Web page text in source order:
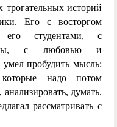
трогательных историй
Его с восторгом
студентами, с
с любовью и
пробудить мысль:
надо потом
думать.
рассматривать с